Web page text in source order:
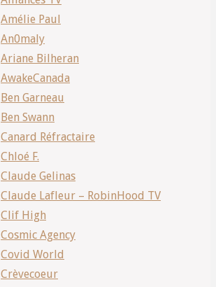
Amélie Paul
An0maly
Ariane Bilheran
AwakeCanada
Ben Garneau
Ben Swann
Canard Réfractaire
Chloé F.
Claude Gelinas
Claude Lafleur – RobinHood TV
Clif High
Cosmic Agency
Covid World
Crèvecoeur